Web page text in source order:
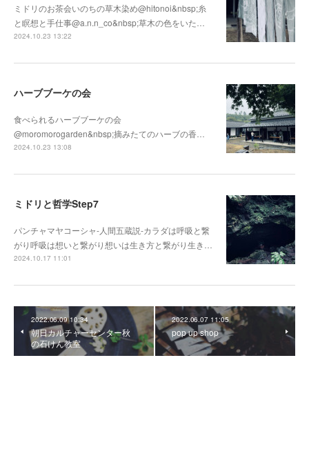
ミドリのお茶会いのちの草木染め@hitonoi&nbsp;糸
と瞑想と手仕事@a.n.n_co&nbsp;草木の色をいた…
2024.10.23 13:22
ハーブブーケの会
食べられるハーブブーケの会
@moromorogarden&nbsp;摘みたてのハーブの香…
2024.10.23 13:08
ミドリと哲学Step7
パンチャマヤコーシャ-人間五蔵説-カラダは呼吸と繋
がり呼吸は想いと繋がり想いは生き方と繋がり生き…
2024.10.17 11:01
2022.06.09 10:34
朝日カルチャーセンター秋
の石けん教室
2022.06.07 11:05
pop up shop